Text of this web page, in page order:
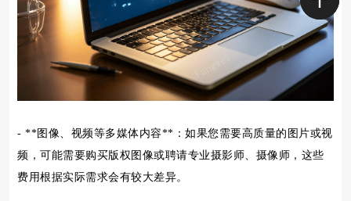
- **图像、视频等多媒体内容**：如果您需要高质量的图片或视
频，可能需要购买版权图像或聘请专业摄影师、摄像师，这些
费用根据实际需求会有较大差异。